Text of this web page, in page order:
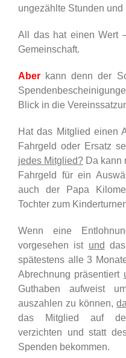
ungezählte Stunden
All das hat einen Wert
Gemeinschaft.
Aber kann denn der
Blick in die
Hat das Mitglied einen
Fahrgeld oder Ersatz
jedes Mitglied? Da kann
Fahrgeld für ein
auch der Papa
Tochter zum
Wenn eine
vorgesehen ist und
spätestens alle 3
Abrechnung präsentiert
Guthaben aufweist
auszahlen zu können,
das Mitglied auf
verzichten und statt
Spenden bekommen.